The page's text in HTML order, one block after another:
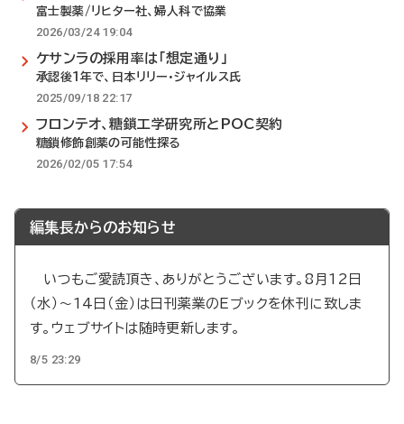
富士製薬/リヒター社、婦人科で協業
2026/03/24 19:04
ケサンラの採用率は「想定通り」
承認後1年で、日本リリー・ジャイルス氏
2025/09/18 22:17
フロンテオ、糖鎖工学研究所とPOC契約
糖鎖修飾創薬の可能性探る
2026/02/05 17:54
編集長からのお知らせ
いつもご愛読頂き、ありがとうございます。8月12日
（水）～14日（金）は日刊薬業のEブックを休刊に致しま
す。ウェブサイトは随時更新します。
8/5 23:29